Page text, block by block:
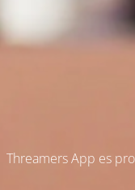
Threamers App es